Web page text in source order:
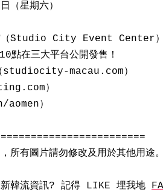
（星期六）
館（Studio City Event Center）
點在三大平台公開發售！
studiocity-macau.com）
）
）
所有圖片請勿修改及用於其他用途。
新韓流資訊? 記得 LIKE 埋我地